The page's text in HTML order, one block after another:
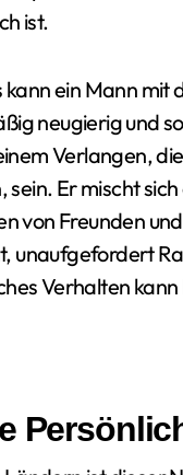
ist.
ein Mann mit
neugierig und
Verlangen,
sein. Er mischt
von Freunden
unaufgefordert
Verhalten